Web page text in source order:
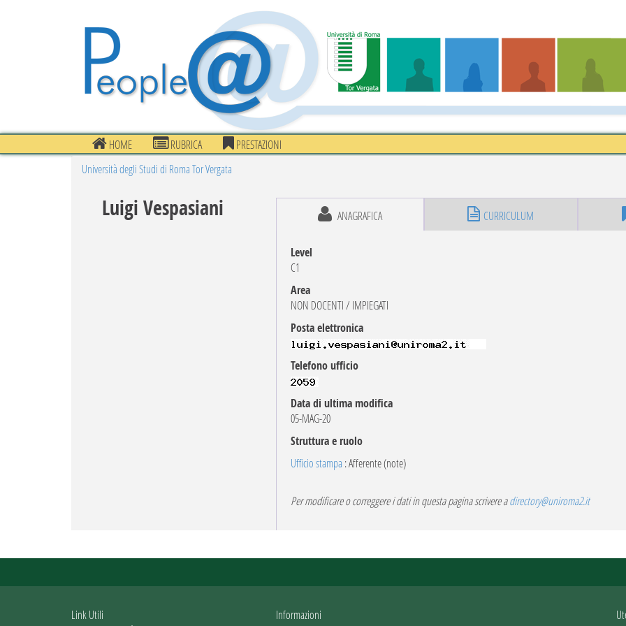
HOME RUBRICA PRESTAZIONI
Università degli Studi di Roma Tor Vergata
Luigi Vespasiani ANAGRAFICA CURRICULUM
Level
C1
Area
NON DOCENTI / IMPIEGATI
Posta elettronica
Telefono ufficio
Data di ultima modifica
05-MAG-20
Struttura e ruolo
Ufficio stampa : Afferente (note)
Per modificare o correggere i dati in questa pagina scrivere adirectory@uniroma2.it
Link Utili
Informazioni